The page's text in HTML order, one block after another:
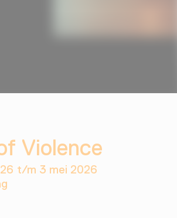
Violence
t/m 3 mei 2026